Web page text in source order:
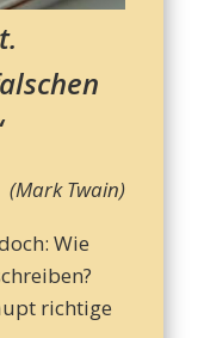
(Mark Twain)
Wie
richtige